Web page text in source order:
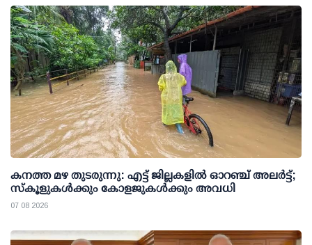
കനത്ത മഴ തുടരുന്നു: എട്ട് ജില്ലകളില്‍ ഓറഞ്ച് അലര്‍ട്ട്;
സ്‌കൂളുകള്‍ക്കും കോളജുകള്‍ക്കും അവധി
07 08 2026